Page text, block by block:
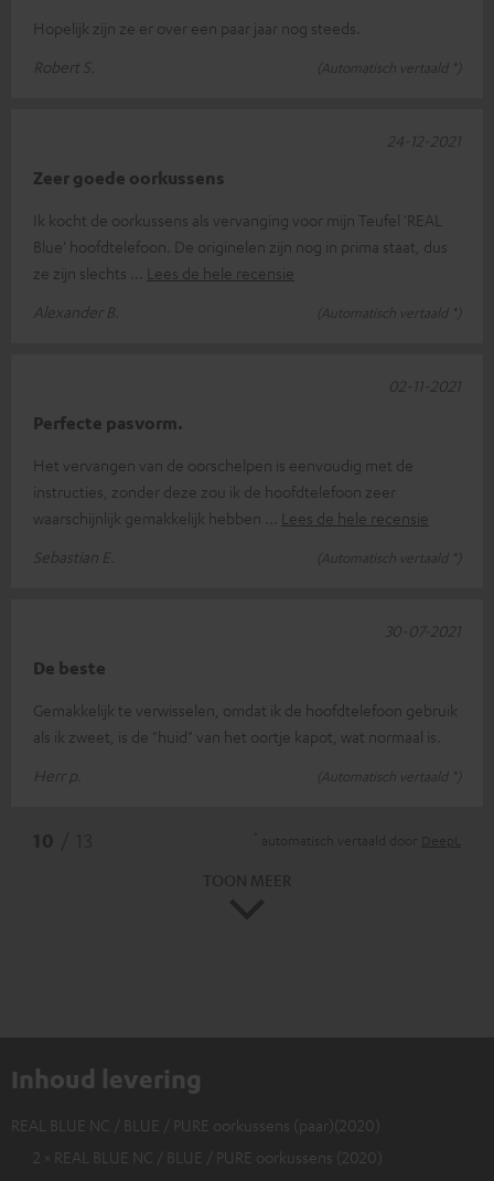
Hopelijk zijn ze er over een paar jaar nog steeds.
Robert S.
(Automatisch vertaald *)
Zeer goede oorkussens
Ik kocht de oorkussens als vervanging voor mijn Teufel 'REAL
Blue' hoofdtelefoon. De originelen zijn nog in prima staat, dus
ze zijn slechts
Lees de hele recensie
Alexander B.
(Automatisch vertaald *)
24-12-2021
Perfecte pasvorm.
Het vervangen van de oorschelpen is eenvoudig met de
instructies, zonder deze zou ik de hoofdtelefoon zeer
waarschijnlijk gemakkelijk hebben
Lees de hele recensie
Sebastian E.
(Automatisch vertaald *)
02-11-2021
De beste
Gemakkelijk te verwisselen, omdat ik de hoofdtelefoon gebruik
als ik zweet, is de "huid" van het oortje kapot, wat normaal is.
Herr p.
(Automatisch vertaald *)
30-07-2021
Inhoud levering
REAL BLUE NC / BLUE / PURE oorkussens (paar)(2020)
2 × REAL BLUE NC / BLUE / PURE oorkussens (2020)